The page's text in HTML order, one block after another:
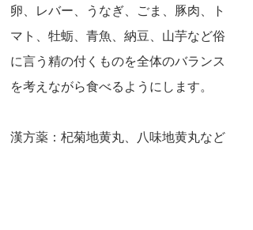
卵、レバー、うなぎ、ごま、豚肉、ト
マト、牡蛎、青魚、納豆、山芋など俗
に言う精の付くものを全体のバランス
を考えながら食べるようにします。
漢方薬：杞菊地黄丸、八味地黄丸など